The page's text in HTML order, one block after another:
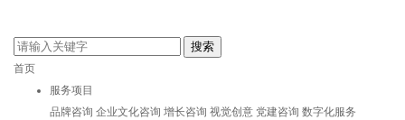
首页
服务项目
品牌咨询 企业文化咨询 增长咨询 视觉创意 党建咨询 数字化服务